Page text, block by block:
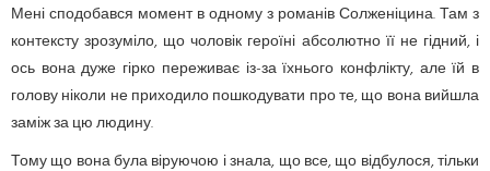
Мені сподобався момент в одному з романів Солженіцина. Там з
контексту зрозуміло, що чоловік героїні абсолютно її не гідний, і
ось вона дуже гірко переживає із-за їхнього конфлікту, але їй в
голову ніколи не приходило пошкодувати про те, що вона вийшла
заміж за цю людину.
Тому що вона була віруючою і знала, що все, що відбулося, тільки